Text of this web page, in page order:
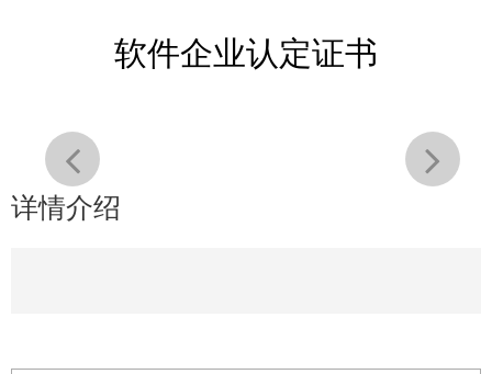
软件企业认定证书
详情介绍